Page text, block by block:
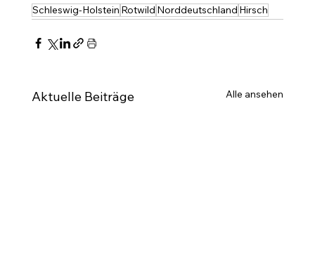
Schleswig-Holstein Rotwild Norddeutschland Hirsch
Aktuelle Beiträge Alle ansehen